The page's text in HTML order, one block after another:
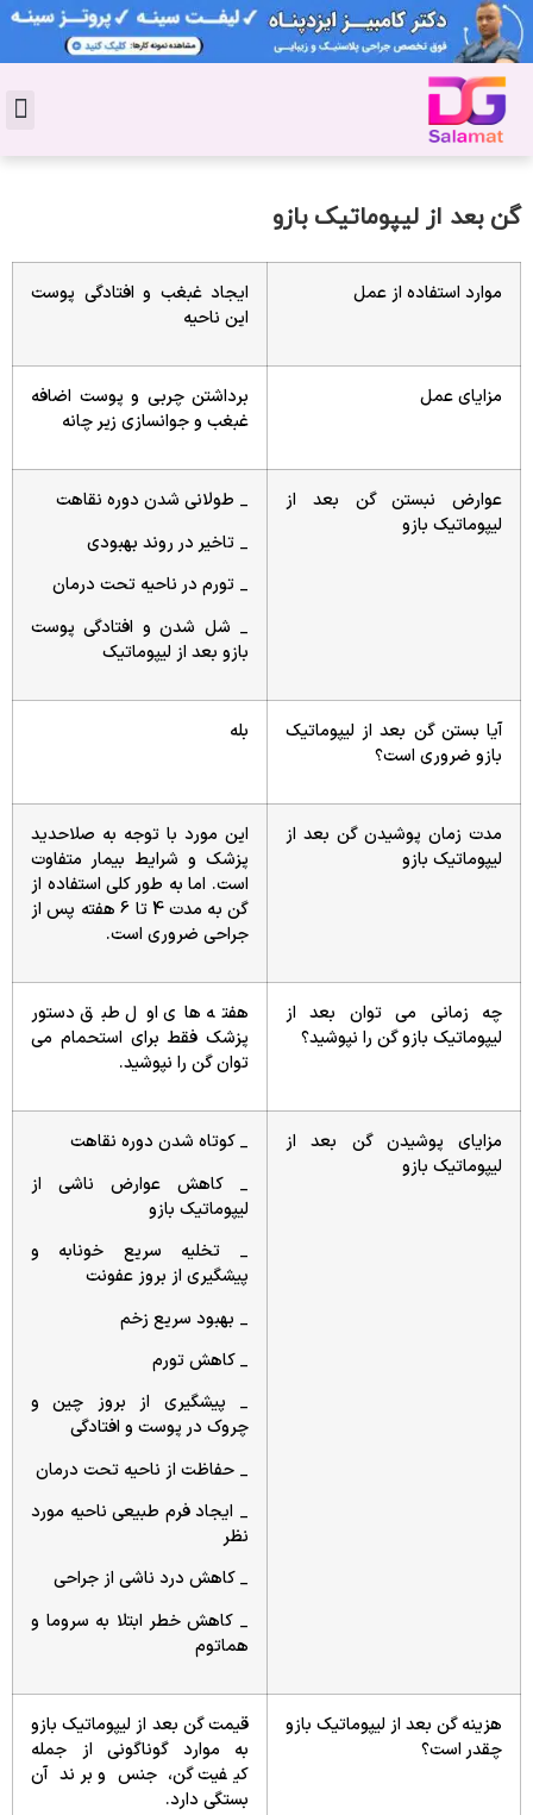
گن بعد از لیپوماتیک بازو
موارد استفاده از عمل
ایجاد غبغب و افتادگی پوست
این ناحیه
مزایای عمل
برداشتن چربی و پوست اضافه
غبغب و جوانسازی زیر چانه
عوارض نبستن گن بعد از
لیپوماتیک بازو
_ طولانی شدن دوره نقاهت
_ تاخیر در روند بهبودی
_ تورم در ناحیه تحت درمان
_ شل شدن و افتادگی پوست
بازو بعد از لیپوماتیک
آیا بستن گن بعد از لیپوماتیک
بازو ضروری است؟
بله
مدت زمان پوشیدن گن بعد از
لیپوماتیک بازو
این مورد با توجه به صلاحدید
پزشک و شرایط بیمار متفاوت
است. اما به طور کلی استفاده از
گن به مدت 4 تا 6 هفته پس از
جراحی ضروری است.
چه زمانی می توان بعد از
لیپوماتیک بازو گن را نپوشید؟
هفته های اول طبق دستور
پزشک فقط برای استحمام می
توان گن را نپوشید.
مزایای پوشیدن گن بعد از
لیپوماتیک بازو
_ کوتاه شدن دوره نقاهت
_ کاهش عوارض ناشی از
لیپوماتیک بازو
_ تخلیه سریع خونابه و
پیشگیری از بروز عفونت
_ بهبود سریع زخم
_ کاهش تورم
_ پیشگیری از بروز چین و
چروک در پوست و افتادگی
_ حفاظت از ناحیه تحت درمان
_ ایجاد فرم طبیعی ناحیه مورد
نظر
_ کاهش درد ناشی از جراحی
_ کاهش خطر ابتلا به سروما و
هماتوم
هزینه گن بعد از لیپوماتیک بازو
چقدر است؟
قیمت گن بعد از لیپوماتیک بازو
به موارد گوناگونی از جمله
کیفیت گن، جنس و برند آن
بستگی دارد.